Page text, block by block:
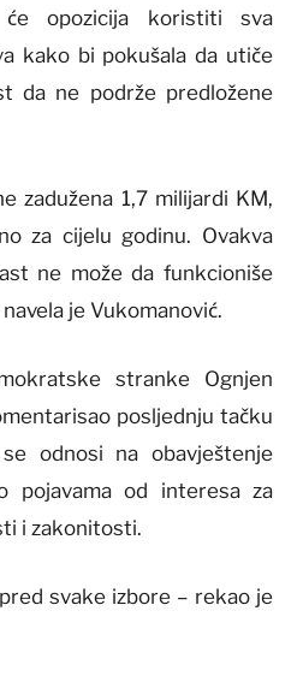
opozicija koristiti sva
kako bi pokušala da utiče
da ne podrže predložene
zadužena 1,7 milijardi KM,
za cijelu godinu. Ovakva
ne može da funkcioniše
je Vukomanović.
stranke Ognjen
posljednju tačku
odnosi na obavještenje
pojavama od interesa za
i zakonitosti.
svake izbore – rekao je